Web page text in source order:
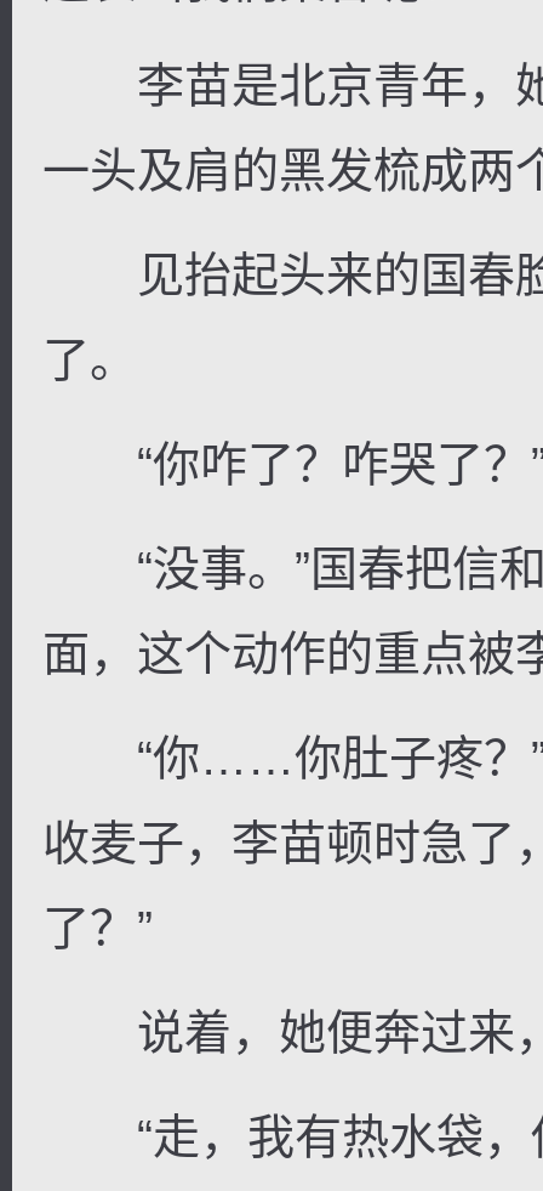
李苗是北京青年，
一头及肩的黑发梳成两
见抬起头来的国春
了。
“你咋了？咋哭了？
“没事。”国春把信和
面，这个动作的重点被
“你……你肚子疼？”
收麦子，李苗顿时急了
了？”
说着，她便奔过来
“走，我有热水袋，